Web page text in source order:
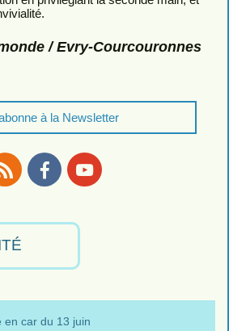
/ Evry-Courcouronnes
à la Newsletter
en car du 13 juin